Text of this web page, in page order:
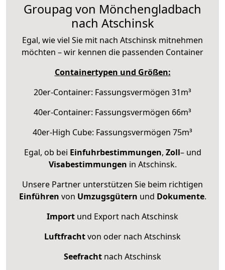
Groupag von Mönchengladbach
nach Atschinsk
Egal, wie viel Sie mit nach Atschinsk mitnehmen
möchten – wir kennen die passenden Container
Containertypen und Größen:
20er-Container: Fassungsvermögen 31m³
40er-Container: Fassungsvermögen 66m³
40er-High Cube: Fassungsvermögen 75m³
Egal, ob bei Einfuhrbestimmungen, Zoll– und
Visabestimmungen in Atschinsk.
Unsere Partner unterstützen Sie beim richtigen
Einführen von Umzugsgütern und Dokumente.
Import und Export nach Atschinsk
Luftfrachtvon oder nach Atschinsk
Seefracht nach Atschinsk